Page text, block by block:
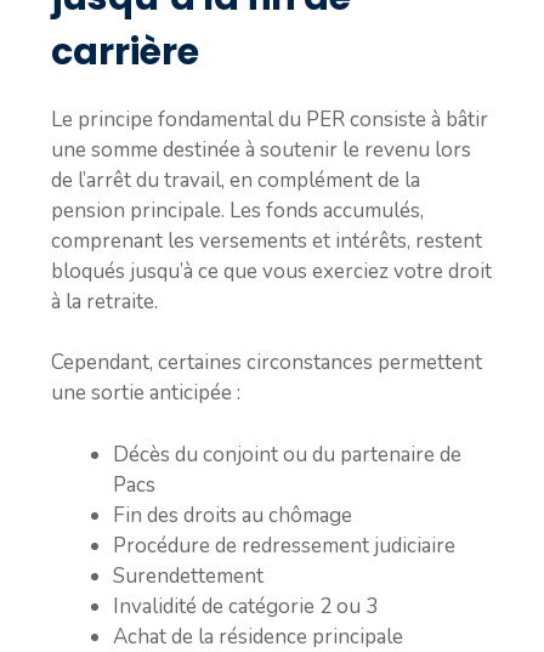
carrière
Le principe fondamental du PER consiste à bâtir
une somme destinée à soutenir le revenu lors
de l’arrêt du travail, en complément de la
pension principale. Les fonds accumulés,
comprenant les versements et intérêts, restent
bloqués jusqu’à ce que vous exerciez votre droit
à la retraite.
Cependant, certaines circonstances permettent
une sortie anticipée :
Décès du conjoint ou du partenaire de
Pacs
Fin des droits au chômage
Procédure de redressement judiciaire
Surendettement
Invalidité de catégorie 2 ou 3
Achat de la résidence principale